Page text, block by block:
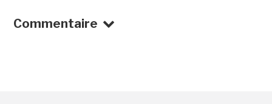
Commentaire